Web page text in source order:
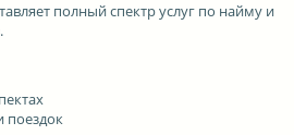
полный спектр услуг по найму и
поездок